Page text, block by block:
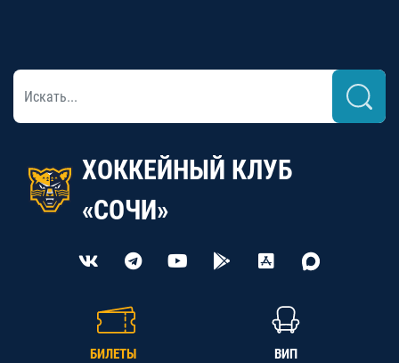
ХОККЕЙНЫЙ КЛУБ
«СОЧИ»
БИЛЕТЫ ВИП